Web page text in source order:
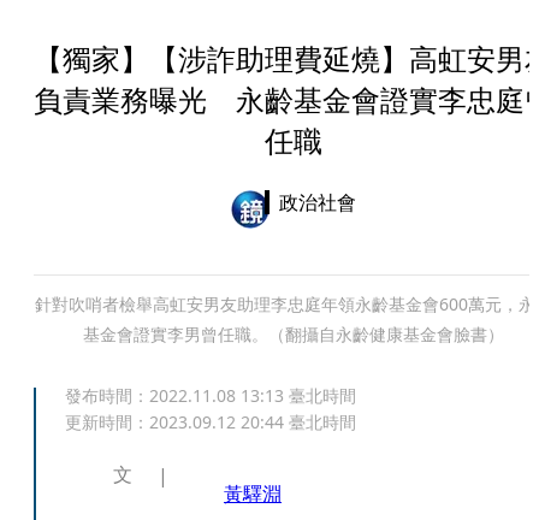
【獨家】【涉詐助理費延燒】高虹安男
負責業務曝光 永齡基金會證實李忠庭
任職
政治社會
針對吹哨者檢舉高虹安男友助理李忠庭年領永齡基金會600萬元，
基金會證實李男曾任職。（翻攝自永齡健康基金會臉書）
發布時間： 2022.11.08 13:13 臺北時間
更新時間： 2023.09.12 20:44 臺北時間
文
黃驛淵